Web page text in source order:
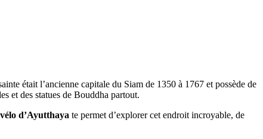
était l’ancienne capitale du Siam de 1350 à 1767 et possède de
et des statues de Bouddha partout.
d’Ayutthaya te permet d’explorer cet endroit incroyable, de